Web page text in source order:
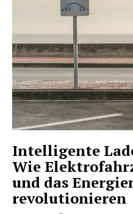
Intelligente
Wie
und das
revolutionieren